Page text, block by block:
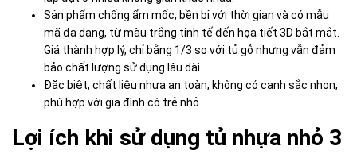
Sản phẩm chống ẩm mốc, bền bỉ với thời gian và có mẫu
mã đa dạng, từ màu trắng tinh tế đến họa tiết 3D bắt mắt.
Giá thành hợp lý, chỉ bằng 1/3 so với tủ gỗ nhưng vẫn đảm
bảo chất lượng sử dụng lâu dài.
Đặc biệt, chất liệu nhựa an toàn, không có cạnh sắc nhọn,
phù hợp với gia đình có trẻ nhỏ.
Lợi ích khi sử dụng tủ nhựa nhỏ 3